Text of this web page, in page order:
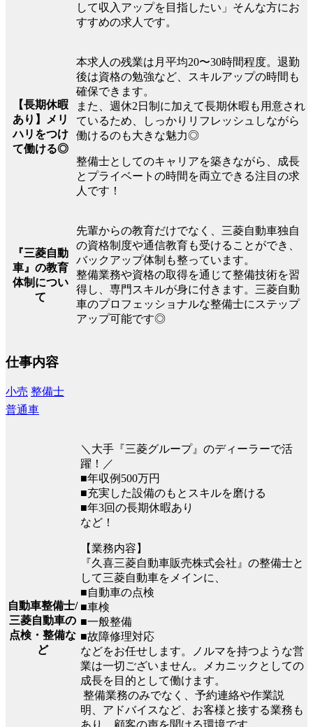
して収入アップを目指したい」そんな方にお
すすめの求人です。
【長期休暇
あり】メリ
ハリをつけ
て働ける◎
本求人の残業は月平均20〜30時間程度。退勤
後は資格の勉強など、スキルアップの時間も
確保できます。
また、週休2日制に加えて長期休暇も用意され
ているため、しっかりリフレッシュしながら
働けるのも大きな魅力◎
整備士としてのキャリアを築きながら、成長
とプライベートの時間を両立できる注目の求
人です！
『三菱自動
車』の教育
体制につい
て
先輩からの教育だけでなく、三菱自動車独自
の資格制度や通信教育も受けることができ、
バックアップ体制も整っています。
整備業務や資格の取得を通じて整備技術を習
得し、専門スキルが身に付きます。三菱自動
車のプロフェッショナルな整備士にステップ
アップ可能です◎
仕事内容
小売 整備士
普通車
自動車整備士/
三菱自動車の
点検・整備な
ど
＼大手『三菱グループ』のディーラーで活
躍！／
■年収例500万円
■充実した設備のもとスキルを磨ける
■年3回の長期休暇あり
など！
【業務内容】
『久喜三菱自動車販売株式会社』の整備士と
して三菱自動車をメインに、
■自動車の点検
■車検
■一般整備
■故障修理対応
などをお任せします。ノルマを持つような営
業は一切ございません。メカニックとしての
成長を目的として働けます。
整備業務のみでなく、予約連絡や作業説
明、アドバイスなど、お客様と接する業務も
あり、顧客の声を聞ける環境です。